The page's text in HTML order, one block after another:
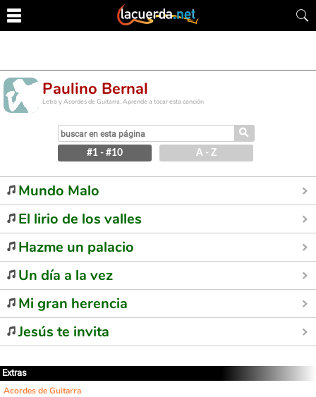
Paulino Bernal
Letra y Acordes de Guitarra. Aprende a tocar esta canción
⚲
#1 - #10 A - Z
Mundo Malo
El lirio de los valles
Hazme un palacio
Un día a la vez
Mi gran herencia
Jesús te invita
Extras
Acordes de Guitarra